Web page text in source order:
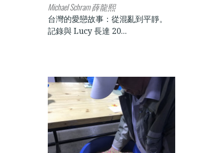
Michael Schram 薛龍熙
台灣的愛戀故事：從混亂到平靜。
記錄與 Lucy 長達 20...